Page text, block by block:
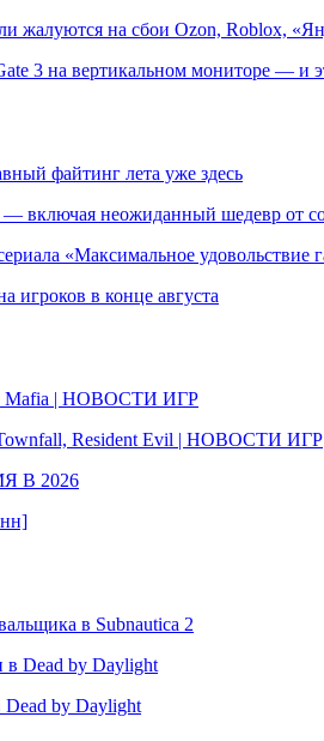
жалуются на сбои Ozon, Roblox,
3 на вертикальном мониторе — и
файтинг лета уже здесь
— включая неожиданный шедевр от
«Максимальное удовольствие
игроков в конце августа
Mafia | НОВОСТИ ИГР
Townfall, Resident Evil | НОВОСТИ ИГР
В 2026
в Subnautica 2
в Dead by Daylight
by Daylight